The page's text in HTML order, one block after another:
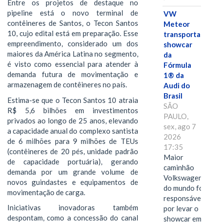
Entre os projetos de destaque no
pipeline está o novo terminal de
contêineres de Santos, o Tecon Santos
10, cujo edital está em preparação. Esse
empreendimento, considerado um dos
maiores da América Latina no segmento,
é visto como essencial para atender à
demanda futura de movimentação e
armazenagem de contêineres no país.
Estima-se que o Tecon Santos 10 atraia
R$ 5,6 bilhões em investimentos
privados ao longo de 25 anos, elevando
a capacidade anual do complexo santista
de 6 milhões para 9 milhões de TEUs
(contêineres de 20 pés, unidade padrão
de capacidade portuária), gerando
demanda por um grande volume de
novos guindastes e equipamentos de
movimentação de carga.
Iniciativas inovadoras também
despontam, como a concessão do canal
VW
Meteor
transporta
showcar
da
Fórmula
1® da
Audi do
Brasil
SÃO
PAULO,
sex, ago 7
2026
17:35
Maior
caminhão
Volkswagen
do mundo foi
responsável
por levar o
showcar em